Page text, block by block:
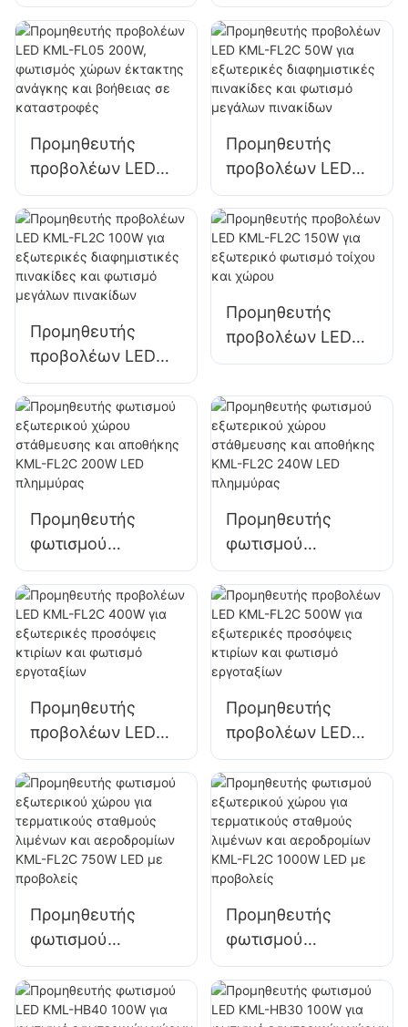
KML-FL05 100W
για προσόψεις
κτιρίων και
φωτισμό
εργοταξίων
KML-FL05 150W
για φωτισμό
χώρων
στάθμευσης και
αποθήκευσης
Προμηθευτής
προβολέων LED
KML-FL05 200W,
φωτισμός χώρων
έκτακτης ανάγκης
και βοήθειας σε
καταστροφές
Προμηθευτής
προβολέων LED
KML-FL2C 50W για
εξωτερικές
διαφημιστικές
πινακίδες και
πινακίδων
Προμηθευτής
προβολέων LED
KML-FL2C 100W
για εξωτερικές
διαφημιστικές
πινακίδες και
φωτισμό μεγάλων
Προμηθευτής
προβολέων LED
KML-FL2C 150W
φωτισμό τοίχου
και χώρου
Προμηθευτής
φωτισμού
εξωτερικού χώρου
στάθμευσης και
αποθήκης KML-
FL2C 200W LED
πλημμύρας
Προμηθευτής
φωτισμού
εξωτερικού χώρου
στάθμευσης και
αποθήκης KML-
FL2C 240W LED
πλημμύρας
Προμηθευτής
προβολέων LED
KML-FL2C 400W
για εξωτερικές
προσόψεις κτιρίων
και φωτισμό
εργοταξίων
Προμηθευτής
προβολέων LED
KML-FL2C 500W
για εξωτερικές
προσόψεις κτιρίων
και φωτισμό
εργοταξίων
Προμηθευτής
φωτισμού
εξωτερικού χώρου
για τερματικούς
σταθμούς λιμένων
Προμηθευτής
φωτισμού
εξωτερικού χώρου
για τερματικούς
σταθμούς λιμένων